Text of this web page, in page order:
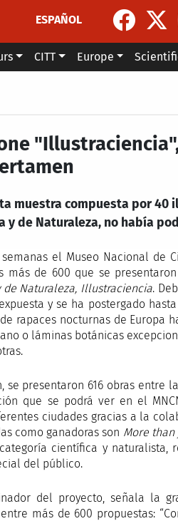
ESPAÑOL
CITT Europe
muestra compuesta por
y de Naturaleza, no había
el Museo Nacional de
más de 600 que se
Naturaleza, Illustraciencia.
y se ha postergado
rapaces nocturnas de Europa
o láminas botánicas
se presentaron 616 obras entre
que se podrá ver en el
ciudades gracias a la
como ganadoras son More than
científica y naturalista,
del público.
del proyecto, señala la
más de 600 propuestas: